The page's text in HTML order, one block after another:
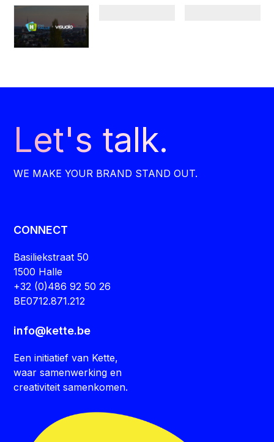
Let's talk.
WE MAKE YOUR BRAND STAND OUT.
CONNECT
Basiliekstraat 50
1500 Halle
+32 (0)486 92 50 26
BE0712.871.212
info@kette.be
Een initiatief van Kette,
waar samenwerking en
creativiteit samenkomen.